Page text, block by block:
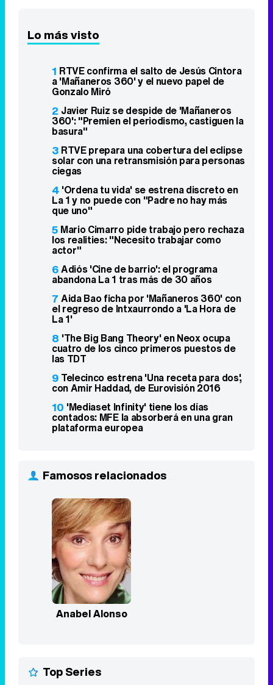
Lo más visto
1 RTVE confirma el salto de Jesús Cintora
a 'Mañaneros 360' y el nuevo papel de
Gonzalo Miró
2 Javier Ruiz se despide de 'Mañaneros
360': "Premien el periodismo, castiguen la
basura"
3 RTVE prepara una cobertura del eclipse
solar con una retransmisión para personas
ciegas
4 'Ordena tu vida' se estrena discreto en
La 1 y no puede con "Padre no hay más
que uno"
5 Mario Cimarro pide trabajo pero rechaza
los realities: "Necesito trabajar como
actor"
6Adiós 'Cine de barrio': el programa
abandona La 1 tras más de 30 años
7 Aida Bao ficha por 'Mañaneros 360' con
el regreso de Intxaurrondo a 'La Hora de
La 1'
8 'The Big Bang Theory' en Neox ocupa
cuatro de los cinco primeros puestos de
las TDT
9 Telecinco estrena 'Una receta para dos',
con Amir Haddad, de Eurovisión 2016
10 'Mediaset Infinity' tiene los días
contados: MFE la absorberá en una gran
plataforma europea
Famosos relacionados
Anabel Alonso
Top Series